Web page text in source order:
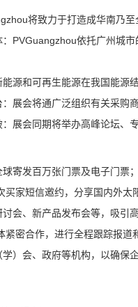
将致力于打造成华南乃
PVGuangzhou依托广州城
源和可再生能源在我国能源
展会将通广泛组织有关采
展会同期将举办高峰论坛、
寄发百万张门票及电子门票
买家短信邀约，分享国内外太
会、新产品发布会等，吸引
密合作，进行全程跟踪报道
）会、政府等机构，以确保